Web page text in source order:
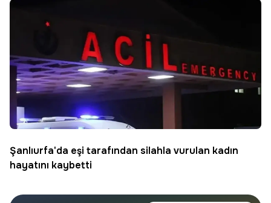
Şanlıurfa'da eşi tarafından silahla vurulan kadın
hayatını kaybetti